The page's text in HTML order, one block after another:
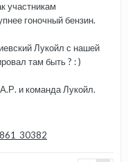
участникам
гоночный бензин.
Лукойл с нашей
там быть ? : )
и команда Лукойл.